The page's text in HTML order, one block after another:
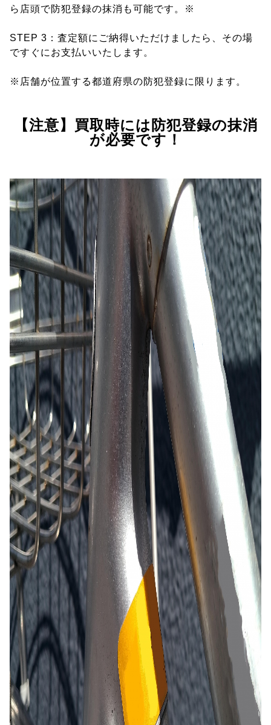
ら店頭で防犯登録の抹消も可能です。※
STEP 3：査定額にご納得いただけましたら、その場
ですぐにお支払いいたします。
※店舗が位置する都道府県の防犯登録に限ります。
【注意】買取時には防犯登録の抹消
が必要です！